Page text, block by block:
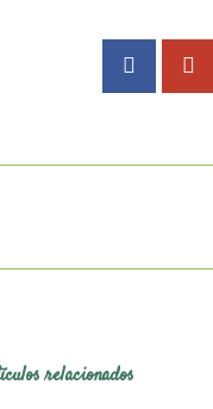
relacionados